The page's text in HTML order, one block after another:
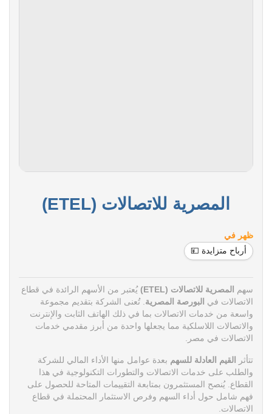
المصرية للاتصالات (ETEL)
ظهر في
أرباح متزايدة 💴
سهم المصرية للاتصالات (ETEL)
يُعتبر من الأسهم الرائدة في قطاع
الاتصالات في البورصة المصرية. تُعنى الشركة بتقديم مجموعة
واسعة من خدمات الاتصالات بما في ذلك الهاتف الثابت والإنترنت
والاتصالات اللاسلكية مما يجعلها واحدة من أبرز مقدمي خدمات
الاتصالات في مصر.
تتأثر القيم العادلة للسهم بعدة عوامل منها الأداء المالي للشركة
والطلب على خدمات الاتصالات والتطورات التكنولوجية في هذا
القطاع. يُنصح المستثمرون بمتابعة التقييمات المتاحة للحصول على
فهم شامل حول أداء السهم وفرص الاستثمار المحتملة في قطاع
الاتصالات.